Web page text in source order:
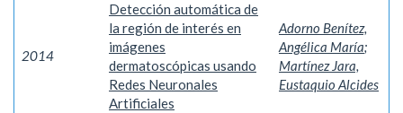
2014
Detección automática de
la región de interés en
imágenes
dermatoscópicas usando
Redes Neuronales
Artificiales
Adorno Benítez,
Angélica María;
Martínez Jara,
Eustaquio Alcides